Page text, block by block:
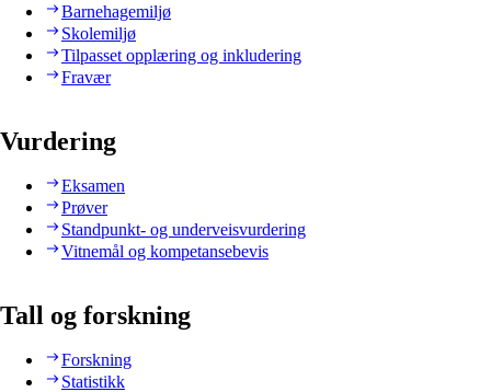
Barnehagemiljø
Skolemiljø
Tilpasset opplæring og inkludering
Fravær
Vurdering
Eksamen
Prøver
Standpunkt- og underveisvurdering
Vitnemål og kompetansebevis
Tall og forskning
Forskning
Statistikk